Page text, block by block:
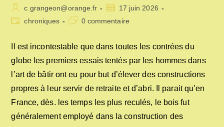
Auteur/autrice
de
c.grangeon@orange.fr
Publication
publiée :
17 juin 2026
Postchroniques
Commentaires
publication :
0 commentaire
Il est incontestable que dans toutes les contrées du
globe les premiers essais tentés par les hommes dans
l’art de bâtir ont eu pour but d’élever des constructions
propres à leur servir de retraite et d’abri. Il parait qu’en
France, dès. les temps les plus reculés, le bois fut
généralement employé dans la construction des